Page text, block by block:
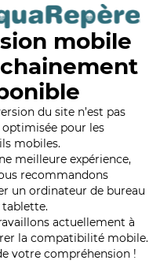
mobile
du site n’est pas
optimisée pour les
mobiles.
meilleure expérience,
recommandons
un ordinateur de bureau
tablette.
actuellement à
la compatibilité mobile.
votre compréhension !